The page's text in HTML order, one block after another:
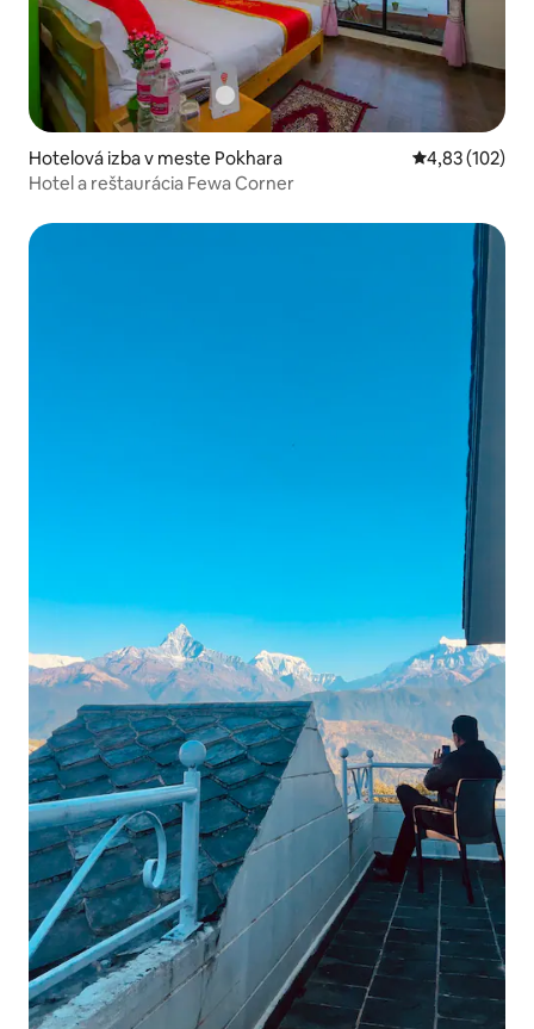
Hotelová izba v meste Pokhara Priemerné
4,83 (102)
Hotel a reštaurácia Fewa Corner